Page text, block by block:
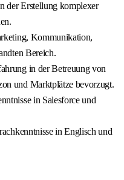
der Erstellung komplexer
Kommunikation,
Bereich.
in der Betreuung von
und Marktplätze bevorzugt.
in Salesforce und
in Englisch und